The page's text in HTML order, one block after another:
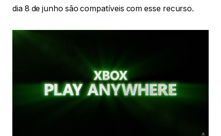
dia 8 de junho são compatíveis com esse recurso.